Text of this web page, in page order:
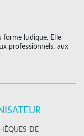
forme ludique. Elle
professionnels, aux
DE